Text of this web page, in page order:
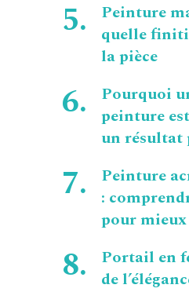
Peinture
quelle
la pièce
Pourquoi
peinture
un résultat
Peinture
:
pour
Portail en
de